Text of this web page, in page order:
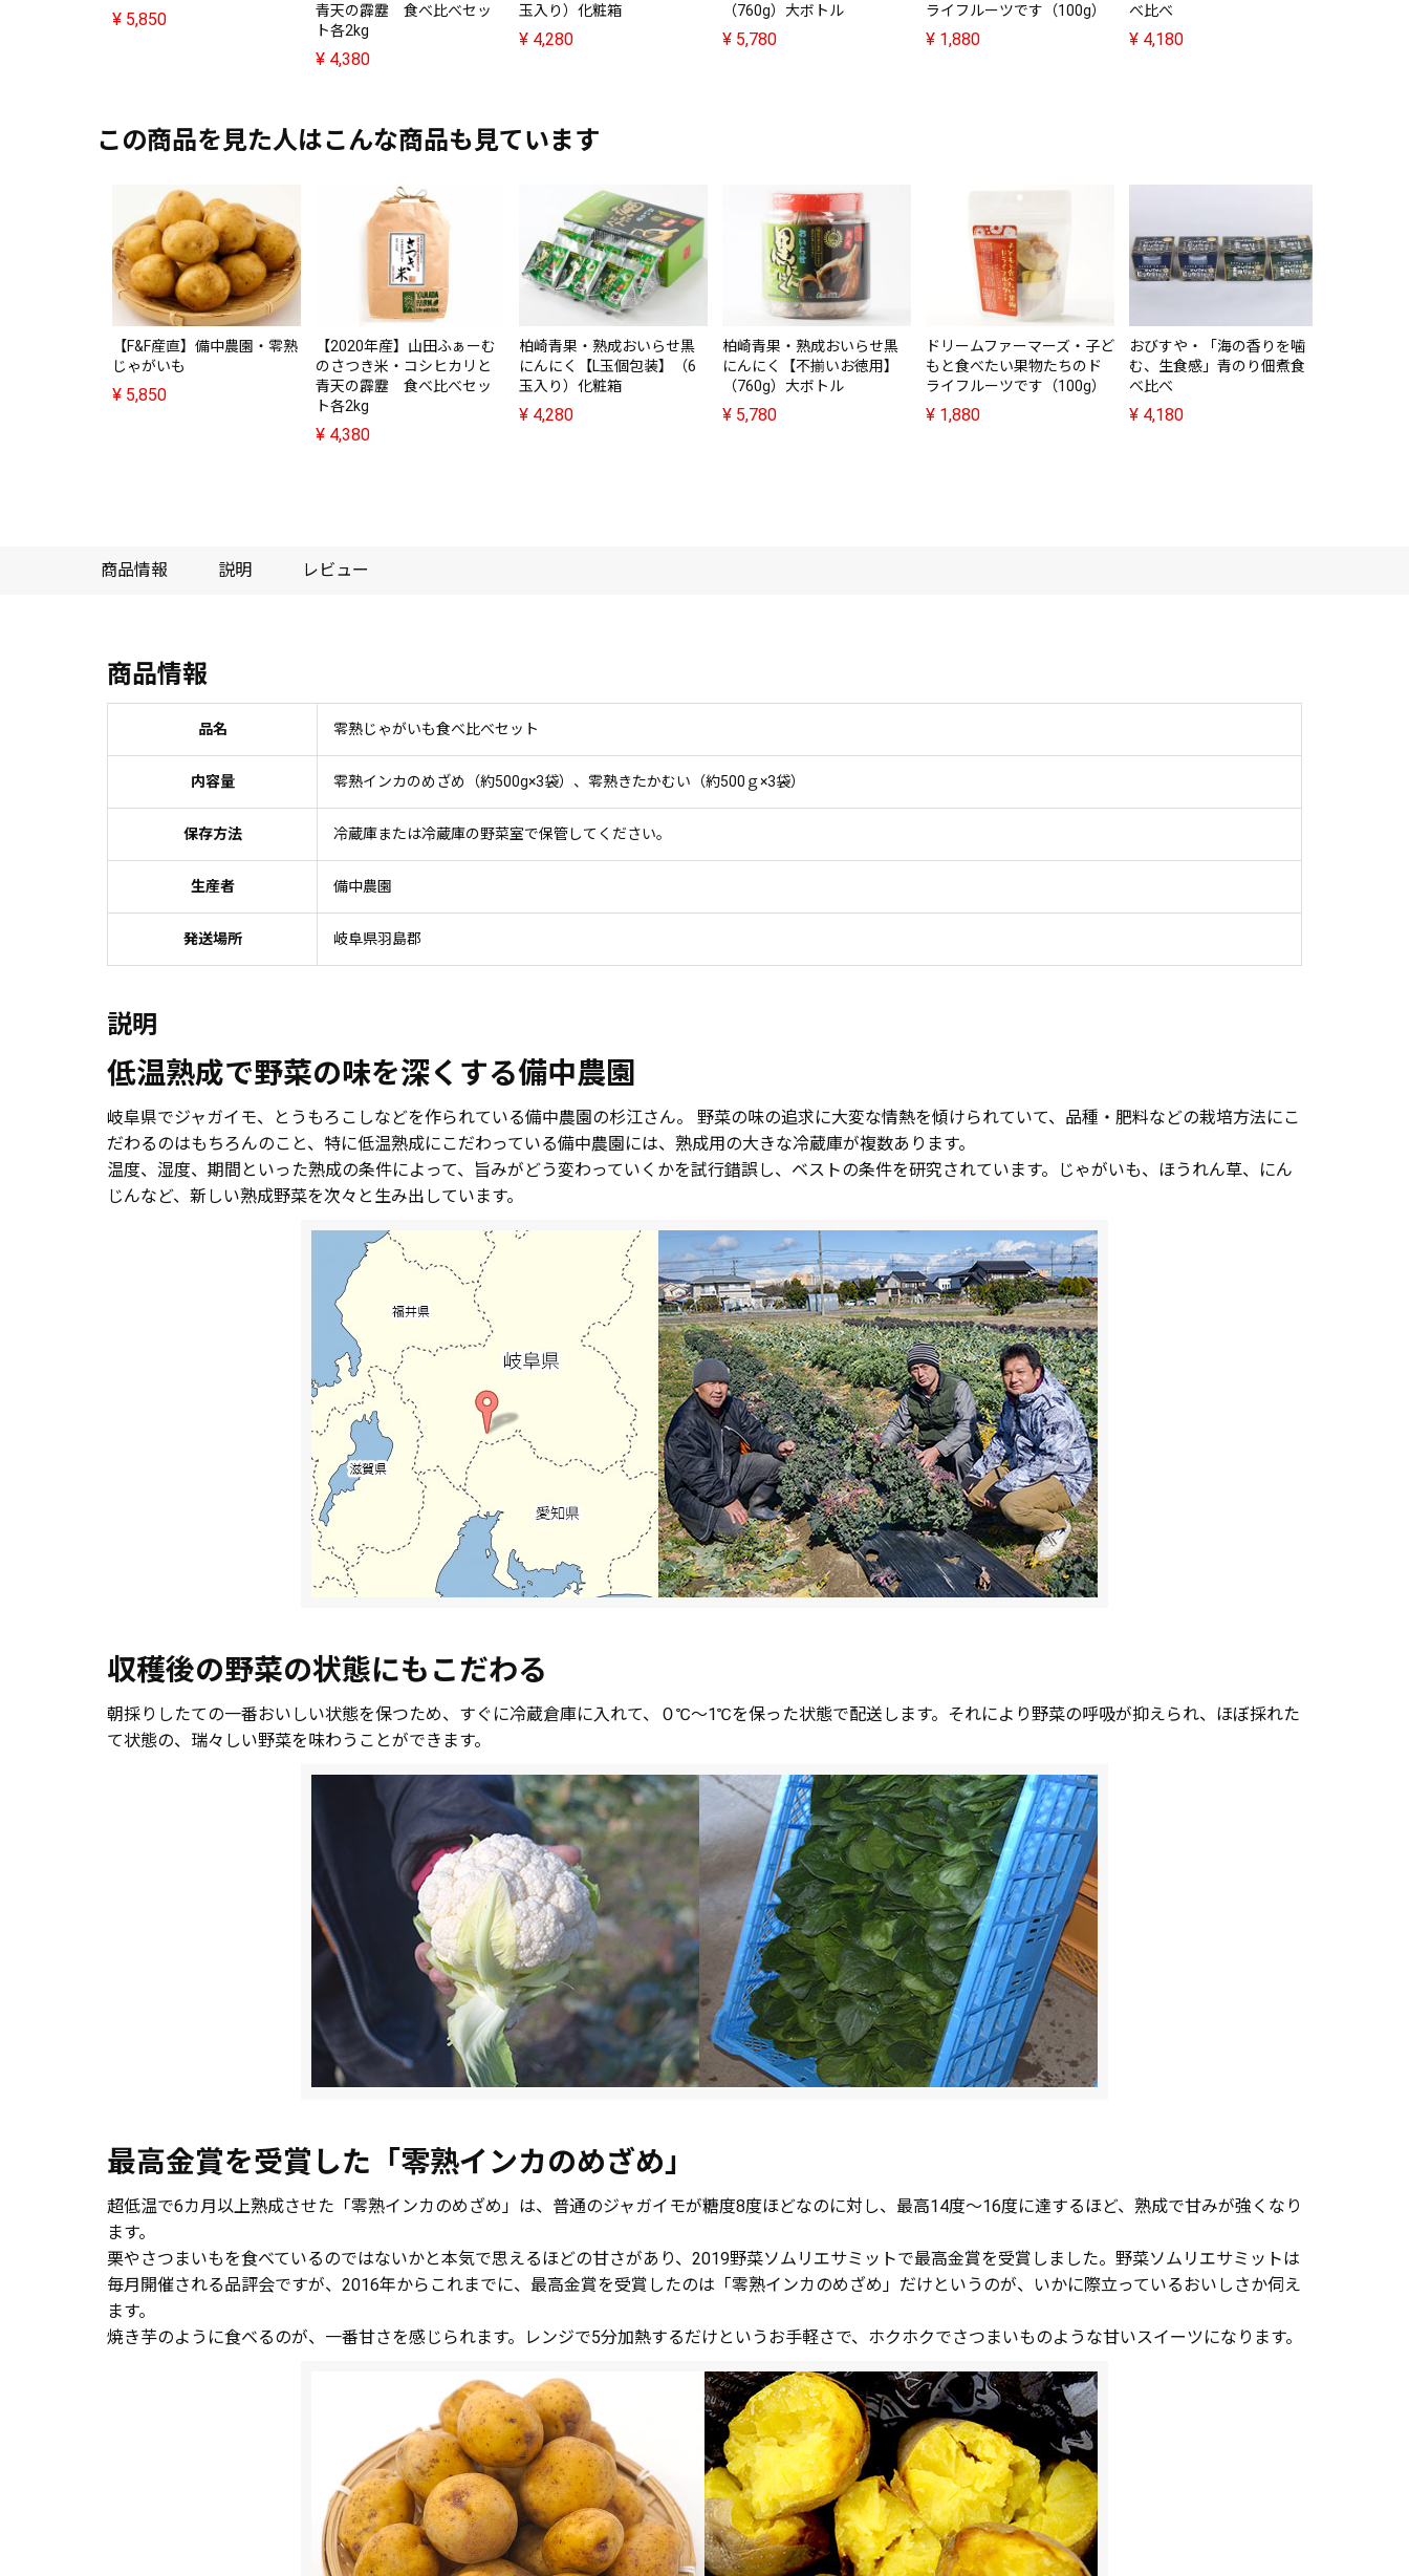
¥ 5,850
青天の霹靂 食べ比べセッ
ト各2kg
¥ 4,380
玉入り）化粧箱
¥ 4,280
（760g）大ボトル
¥ 5,780
ライフルーツです（100g）
¥ 1,880
べ比べ
¥ 4,180
この商品を見た人はこんな商品も見ています
【F&F産直】備中農園・零熟
じゃがいも
¥ 5,850
【2020年産】山田ふぁーむ
のさつき米・コシヒカリと
青天の霹靂 食べ比べセッ
ト各2kg
¥ 4,380
柏崎青果・熟成おいらせ黒
にんにく【L玉個包装】（6
玉入り）化粧箱
¥ 4,280
柏崎青果・熟成おいらせ黒
にんにく【不揃いお徳用】
（760g）大ボトル
¥ 5,780
ドリームファーマーズ・子ど
もと食べたい果物たちのド
ライフルーツです（100g）
¥ 1,880
おびすや・「海の香りを噛
む、生食感」青のり佃煮食
べ比べ
¥ 4,180
商品情報 説明 レビュー
商品情報
品名 零熟じゃがいも食べ比べセット
内容量 零熟インカのめざめ（約500g×3袋）、零熟きたかむい（約500ｇ×3袋）
保存方法 冷蔵庫または冷蔵庫の野菜室で保管してください。
生産者 備中農園
発送場所 岐阜県羽島郡
説明
低温熟成で野菜の味を深くする備中農園
岐阜県でジャガイモ、とうもろこしなどを作られている備中農園の杉江さん。 野菜の味の追求に大変な情熱を傾けられていて、品種・肥料などの栽培方法にこ
だわるのはもちろんのこと、特に低温熟成にこだわっている備中農園には、熟成用の大きな冷蔵庫が複数あります。
温度、湿度、期間といった熟成の条件によって、旨みがどう変わっていくかを試行錯誤し、ベストの条件を研究されています。じゃがいも、ほうれん草、にん
じんなど、新しい熟成野菜を次々と生み出しています。
収穫後の野菜の状態にもこだわる
朝採りしたての一番おいしい状態を保つため、すぐに冷蔵倉庫に入れて、０℃～1℃を保った状態で配送します。それにより野菜の呼吸が抑えられ、ほぼ採れた
て状態の、瑞々しい野菜を味わうことができます。
最高金賞を受賞した「零熟インカのめざめ」
超低温で6カ月以上熟成させた「零熟インカのめざめ」は、普通のジャガイモが糖度8度ほどなのに対し、最高14度～16度に達するほど、熟成で甘みが強くなり
ます。
栗やさつまいもを食べているのではないかと本気で思えるほどの甘さがあり、2019野菜ソムリエサミットで最高金賞を受賞しました。野菜ソムリエサミットは
毎月開催される品評会ですが、2016年からこれまでに、最高金賞を受賞したのは「零熟インカのめざめ」だけというのが、いかに際立っているおいしさか伺え
ます。
焼き芋のように食べるのが、一番甘さを感じられます。レンジで5分加熱するだけというお手軽さで、ホクホクでさつまいものような甘いスイーツになります。